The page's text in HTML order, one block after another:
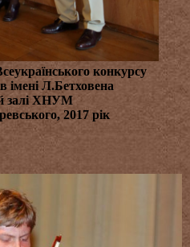
конкурсу
імені Л.Бетховена
залі ХНУМ
2017 рік